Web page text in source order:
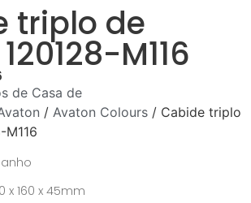
triplo de
M116
de Casa de
/ Avaton Colours / Cabide triplo
x 160 x 45mm